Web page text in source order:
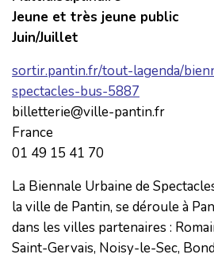
Jeune et très jeune public
Juin/Juillet
sortir.pantin.fr/tout-lagenda/
spectacles-bus-5887
billetterie@ville-pantin.fr
France
01 49 15 41 70
La Biennale Urbaine de
la ville de Pantin, se déroule à
dans les villes partenaires :
Saint-Gervais, Noisy-le-Sec,